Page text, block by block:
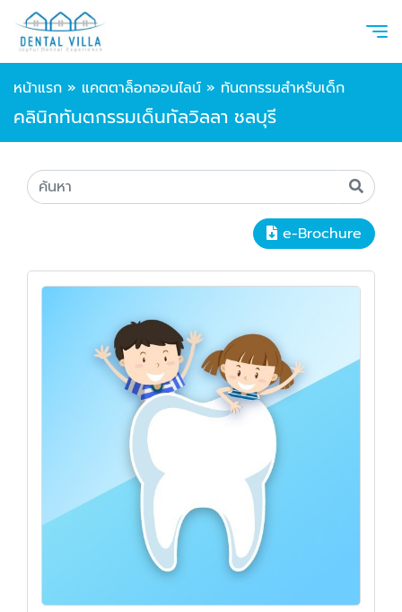
หน้าแรก » แคตตาล็อกออนไลน์ » ทันตกรรมสำหรับเด็ก
คลินิกทันตกรรมเด็นทัลวิลลา ชลบุรี
e-Brochure